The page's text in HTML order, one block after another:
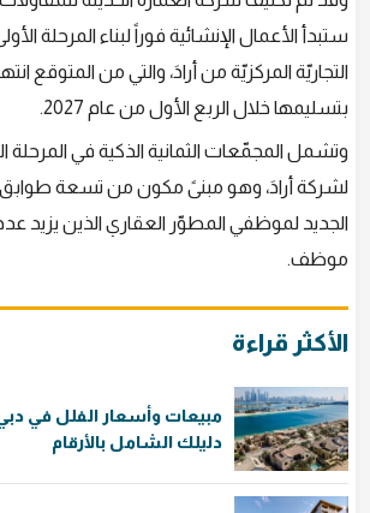
ستبدأ الأعمال الإنشائية فوراً لبناء المرحلة
التجاريّة المركزيّة من أرادَ، والتي من المتوقع
بتسليمها خلال الربع الأول من عام 2027.
وتشمل المجمّعات الثمانية الذكية في المرحلة
لشركة أرادَ، وهو مبنىً مكون من تسعة
موظف.
الأكثر قراءة
دليلك الشامل بالأرقام